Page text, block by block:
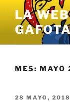
contenido
LA
MES: MAYO
PUBLICADO
28 MAYO, 2018